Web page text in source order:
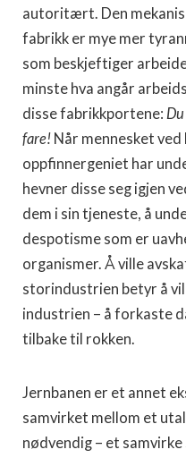
autoritært. Den
fabrikk er mye mer
som beskjeftiger
minste hva angår
disse fabrikkportene:
fare! Når mennesket
oppfinnergeniet har
hevner disse seg igjen
dem i sin tjeneste, å
despotisme som er
organismer. Å ville
storindustrien betyr å
industrien – å forkaste
tilbake til rokken.
Jernbanen er et annet
samvirket mellom et
nødvendig – et